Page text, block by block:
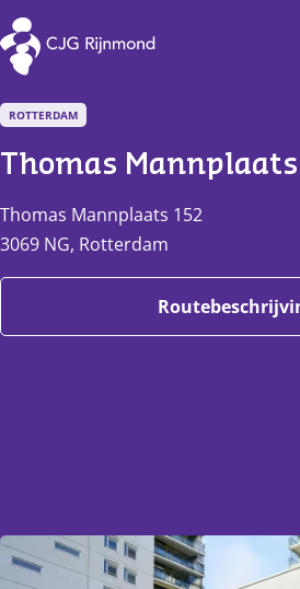
CJG Rijnmond
ROTTERDAM
Thomas
Thomas Mannplaats 152
3069 NG, Rotterdam